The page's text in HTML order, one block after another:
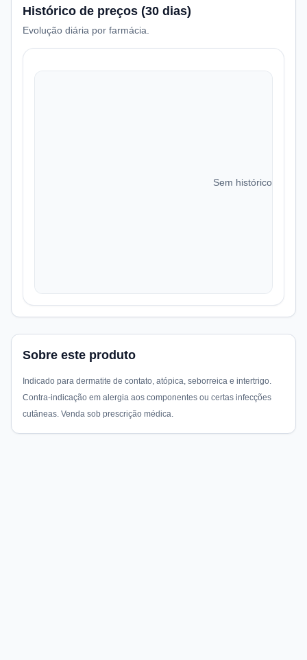
Histórico de preços (30 dias)
Evolução diária por farmácia.
Sem histórico de
Sobre este produto
Indicado para dermatite de contato, atópica, seborreica e intertrigo.
Contra-indicação em alergia aos componentes ou certas infecções
cutâneas. Venda sob prescrição médica.